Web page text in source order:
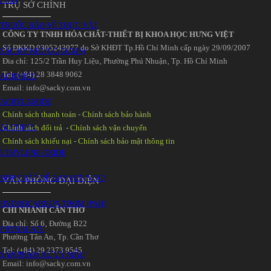
THUỐC BẢO VỆ THỰC VẬT
SẮC KÝ KHÍ (GC/GCMS)
ACID BÉO
ACRYLAMIDE
ALCOHOL
ETHYLENE OXIDE
HỢP CHẤT DỄ BAY HƠI (VOC)
HYDROCARBON THƠM (PAH)
PHTHALATE
SẢN PHẨM XỬ LÝ MẪU
TRỤ SỞ CHÍNH
CÔNG TY TNHH HÓA CHẤT-THIẾT BỊ KHOA HỌC HƯNG VIỆT
Số ĐKKD 0305243977 do Sở KHĐT Tp.Hồ Chí Minh cấp ngày 29/09/2007
Đia chỉ: 125/2 Trần Huy Liệu‚ Phường Phú Nhuận‚ Tp. Hồ Chí Minh
Tel: (+84) 28 3848 9062
Email: info@sacky.com.vn
Chính sách thanh toán -Chính sách bảo hành
Chính sách đổi trả -Chính sách vận chuyển
Chính sách khiếu nại -Chính sách bảo mật thông tin
VĂN PHÒNG ĐẠI DIỆN
CHI NHÁNH CẦN THƠ
Địa chỉ: Số 6‚ Đường B22
Phường Tân An‚ Tp. Cần Thơ
Tel: (+84) 29 2373 9545
Email: info@sacky.com.vn